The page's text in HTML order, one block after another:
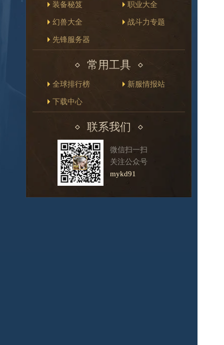
装备秘笈 职业大全
幻兽大全 战斗力专题
先锋服务器
常用工具
全球排行榜 新服情报站
下载中心
联系我们
微信扫一扫
关注公众号
mykd91